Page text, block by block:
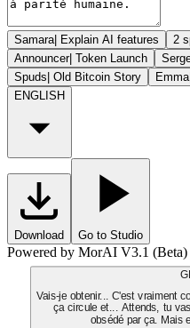
Samara| Explain AI features 2
Announcer| Token Launch
Spuds| Old Bitcoin Story Emma
ENGLISH
Download Go to Studio
Powered by MorAI V3.1 (Beta)
Vais-je obtenir... C'est vraiment
ça circule et... Attends, tu
obsédé par ça. Mais